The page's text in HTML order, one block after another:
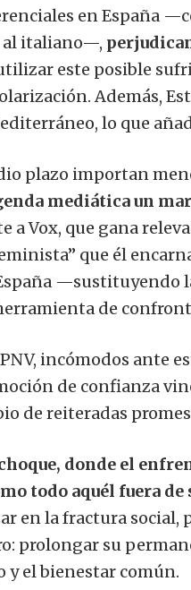
en España
al italiano—,
este posible
Además,
lo que
plazo importan
mediática un
Vox, que gana
que él
—sustituyendo
de
incómodos ante
de confianza
de reiteradas
donde el
todo aquél fuera de
en la fractura social,
prolongar su
y el bienestar común.